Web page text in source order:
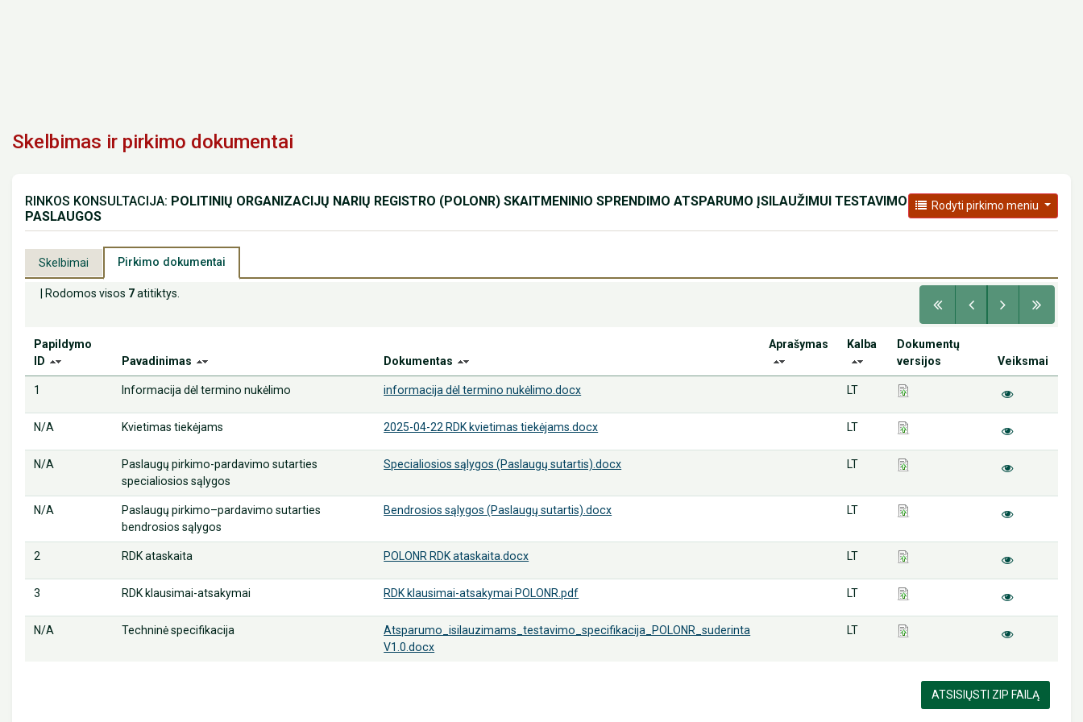
Skelbimas ir pirkimo dokumentai
RINKOS KONSULTACIJA: POLITINIŲ ORGANIZACIJŲ NARIŲ REGISTRO (POLONR) SKAITMENINIO SPRENDIMO ATSPARUMO ĮSILAUŽIMUI TESTAVIMO
PASLAUGOS
Rodyti pirkimo meniu
Skelbimai Pirkimo dokumentai
| Rodomos visos 7atitiktys.
Papildymo
ID
Pavadinimas Dokumentas
Aprašymas Kalba
Dokumentų
versijos
Veiksmai
1 Informacija dėl termino nukėlimo informacija dėl termino nukėlimo.docx LT
N/A Kvietimas tiekėjams 2025-04-22 RDK kvietimas tiekėjams.docx LT
N/A
Paslaugų pirkimo-pardavimo sutarties
specialiosios sąlygos
Specialiosios sąlygos (Paslaugų sutartis).docx LT
N/A
Paslaugų pirkimo–pardavimo sutarties
bendrosios sąlygos
Bendrosios sąlygos (Paslaugų sutartis).docx LT
2 RDK ataskaita POLONR RDK ataskaita.docx LT
3 RDK klausimai-atsakymai RDK klausimai-atsakymai POLONR.pdf LT
N/A Techninė specifikacija
Atsparumo_isilauzimams_testavimo_specifikacija_POLONR_suderinta
V1.0.docx
LT
ATSISIŲSTI ZIP FAILĄ